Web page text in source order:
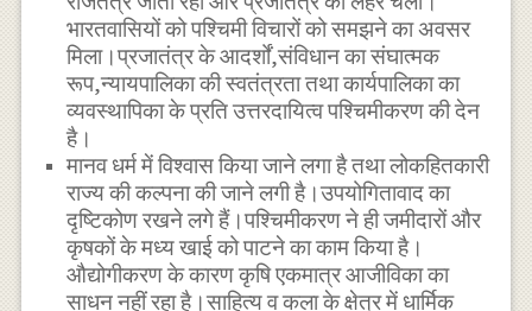
भारतवासियों को पश्चिमी विचारों को समझने का अवसर
मिला।प्रजातंत्र के आदर्शों,संविधान का संघात्मक
रूप,न्यायपालिका की स्वतंत्रता तथा कार्यपालिका का
व्यवस्थापिका के प्रति उत्तरदायित्व पश्चिमीकरण की देन
है।
मानव धर्म में विश्वास किया जाने लगा है तथा लोकहितकारी
राज्य की कल्पना की जाने लगी है।उपयोगितावाद का
दृष्टिकोण रखने लगे हैं।पश्चिमीकरण ने ही जमीदारों और
कृषकों के मध्य खाई को पाटने का काम किया है।
औद्योगीकरण के कारण कृषि एकमात्र आजीविका का
साधन नहीं रहा है।साहित्य व कला के क्षेत्र में धार्मिक